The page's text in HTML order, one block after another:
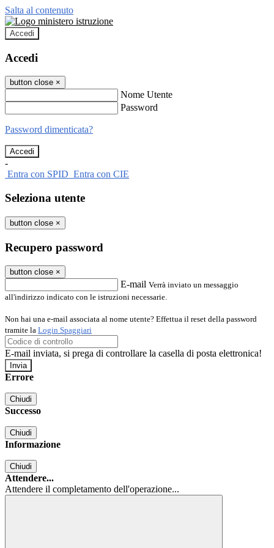
Salta al contenuto
Accedi
Accedi
button close ×
Nome Utente
Password
Password dimenticata?
-
Entra con SPID Entra con CIE
Seleziona utente
button close ×
Recupero password
button close ×
E-mail Verrà inviato un messaggio
all'indirizzo indicato con le istruzioni necessarie.
Non hai una e-mail associata al nome utente? Effettua il reset della password
tramite la Login Spaggiari
E-mail inviata, si prega di controllare la casella di posta elettronica!
Errore
Chiudi
Successo
Chiudi
Informazione
Chiudi
Attendere...
Attendere il completamento dell'operazione...